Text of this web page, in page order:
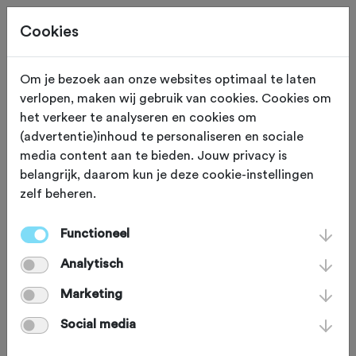
WATERWERKEN Monthey
Fontaines Blanches-
watervallen
De Fontaines Blanches-watervallen zijn
een van de vele hoogtepunten in het
kanton Wallis. Op 1700 meter hoogte
schiet het water de vallei in. Het geluid
Cookies
Om je bezoek aan onze websites optimaal te laten
verlopen, maken wij gebruik van cookies. Cookies om
het verkeer te analyseren en cookies om
(advertentie)inhoud te personaliseren en sociale
media content aan te bieden. Jouw privacy is
belangrijk, daarom kun je deze cookie-instellingen
zelf beheren.
Functioneel
Analytisch
Marketing
Social media